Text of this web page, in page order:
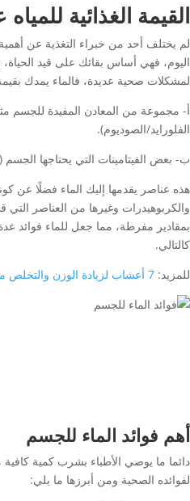
القيمة الغذائية
لم يختلف أحد من خبراء التغذية عن
اليوم، فهي أساس بقائك على قيد
لمشكلات صحية عديدة، فالماء يمدك
أ- مجموعة من المعادن المفيدة للجسم
الفلورايد/الصوديوم).
ب- بعض الفيتامينات التي يحتاجها الجسم
هذه عناصر يقدمها إليك الماء فضلًا عن
والكربوهيدرات وغيرها من العناصر التي
بمقادير مفرطة، مما جعل للماء فوائد
كالتالي.
للمزيد: 7 أعشاب لزيادة الوزن والتخلص من النحافة
أهم فوائد الماء للجسم
دائما ما يوصي الأطباء بشرب كمية
لفوائده الصحية ومن أبرزها ما يلي: